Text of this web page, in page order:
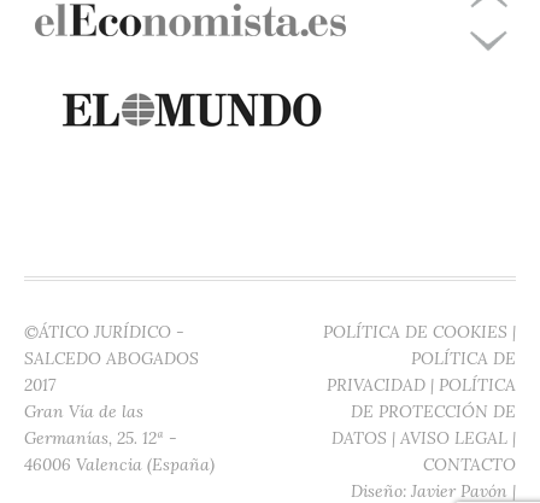
©ÁTICO JURÍDICO -
SALCEDO ABOGADOS
2017
Gran Vía de las
Germanías, 25. 12ª -
46006 Valencia (España)
POLÍTICA DE COOKIES |
POLÍTICA DE
PRIVACIDAD | POLÍTICA
DE PROTECCIÓN DE
DATOS | AVISO LEGAL |
CONTACTO
Diseño: Javier Pavón |